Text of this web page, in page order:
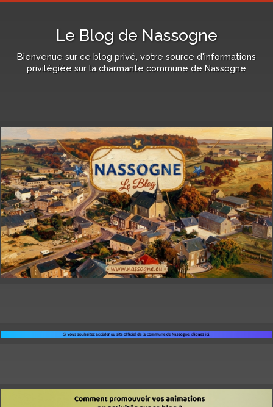
Le Blog de Nassogne
Bienvenue sur ce blog privé, votre source d'informations
privilégiée sur la charmante commune de Nassogne